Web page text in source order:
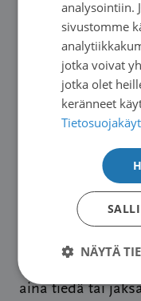
pitää. Se antaa
tukevan pohjan.
apuun myös
Hoidon
potilaista ovat
saatua apua ja
avun tarve
jopa
myös potilaan
asiantuntija-apu
aina tiedä tai
analysointiin.
sivustomme
jotka voivat
jotka olet
keränneet
NÄYTÄ